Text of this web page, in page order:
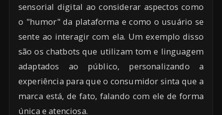
sensorial digital ao considerar aspectos como
o "humor" da plataforma e como o usuário se
sente ao interagir com ela. Um exemplo disso
são os chatbots que utilizam tom e linguagem
adaptados ao público, personalizando a
experiência para que o consumidor sinta que a
marca está, de fato, falando com ele de forma
única e atenciosa.